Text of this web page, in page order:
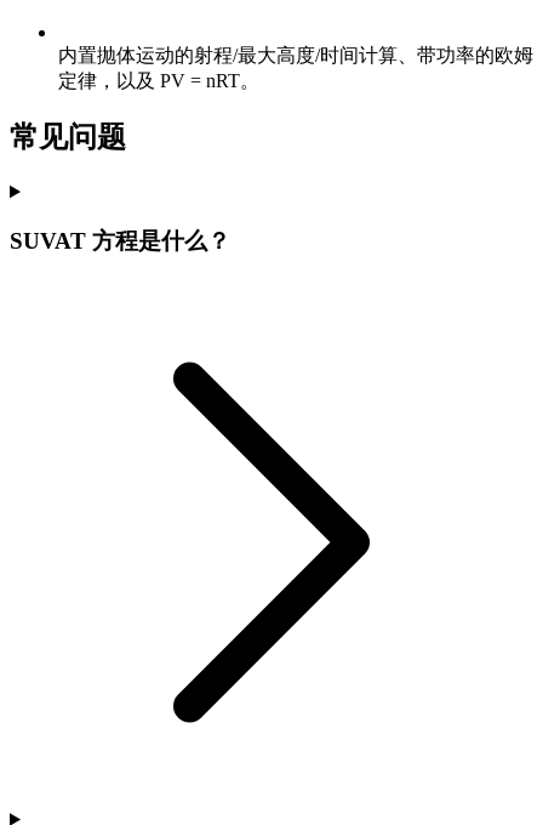
内置抛体运动的射程/最大高度/时间计算、带功率的欧姆
定律，以及 PV = nRT。
常见问题
SUVAT 方程是什么？